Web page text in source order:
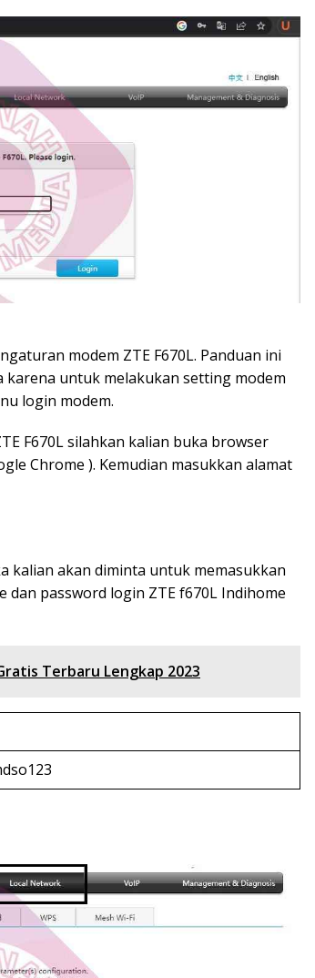
modem ZTE F670L. Panduan ini
untuk melakukan setting modem
login modem.
F670L silahkan kalian buka browser
Chrome ). Kemudian masukkan alamat
kalian akan diminta untuk memasukkan
password login ZTE f670L Indihome
Terbaru Lengkap 2023